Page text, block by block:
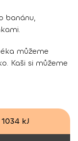
banánu,
můžeme
Kaši si můžeme
1034 kJ